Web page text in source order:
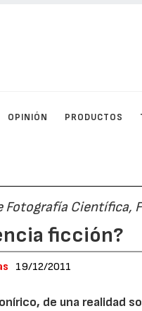
OPINIÓN PRODUCTOS
Fotografía Científica,
ficción?
19/12/2011
de una realidad